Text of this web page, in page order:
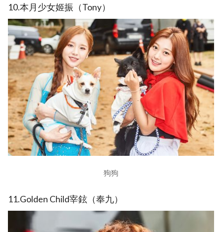
10.本月少女姬振（Tony）
狗狗
11.Golden Child宰鉉（奉九）